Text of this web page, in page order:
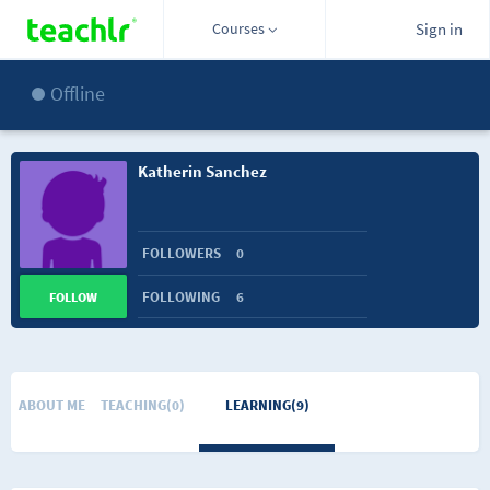
Courses Sign in
Offline
Katherin Sanchez
FOLLOWERS 0
FOLLOWING 6
FOLLOW
ABOUT ME TEACHING(0) LEARNING(9)